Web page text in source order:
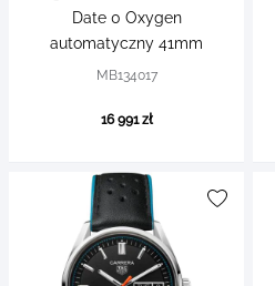
Date 0 Oxygen
automatyczny 41mm
MB134017
16 991 zł